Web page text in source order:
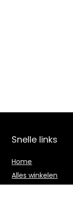
Snelle links
Home
Alles winkelen